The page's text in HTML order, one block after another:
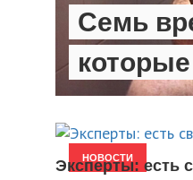
Семь
НОВОСТИ
Эксперты: есть